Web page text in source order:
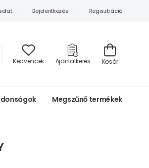
Bejelentkezés Regisztráció
Kedvencek Ajánlatkérés Kosár
Megszűnő termékek